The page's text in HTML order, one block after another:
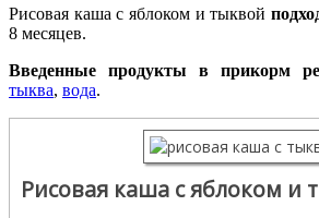
Рисовая каша с яблоком и тыквой
8 месяцев.
Введенные продукты в прикорм
тыква, вода.
Рисовая каша с яблоком и